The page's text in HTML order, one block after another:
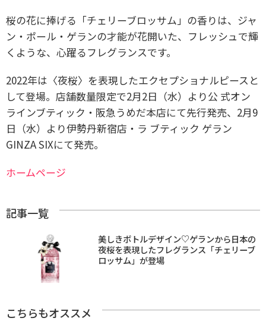
桜の花に捧げる「チェリーブロッサム」の香りは、ジャ
ン・ポール・ゲランの才能が花開いた、フレッシュで輝
くような、心躍るフレグランスです。
2022年は〈夜桜〉を表現したエクセプショナルピースと
して登場。店舗数量限定で2月2日（水）より公 式オン
ラインブティック・阪急うめだ本店にて先行発売、2月9
日（水）より伊勢丹新宿店・ラ ブティック ゲラン
GINZA SIXにて発売。
ホームページ
記事一覧
美しきボトルデザイン♡ゲランから日本の
夜桜を表現したフレグランス「チェリーブ
ロッサム」が登場
こちらもオススメ